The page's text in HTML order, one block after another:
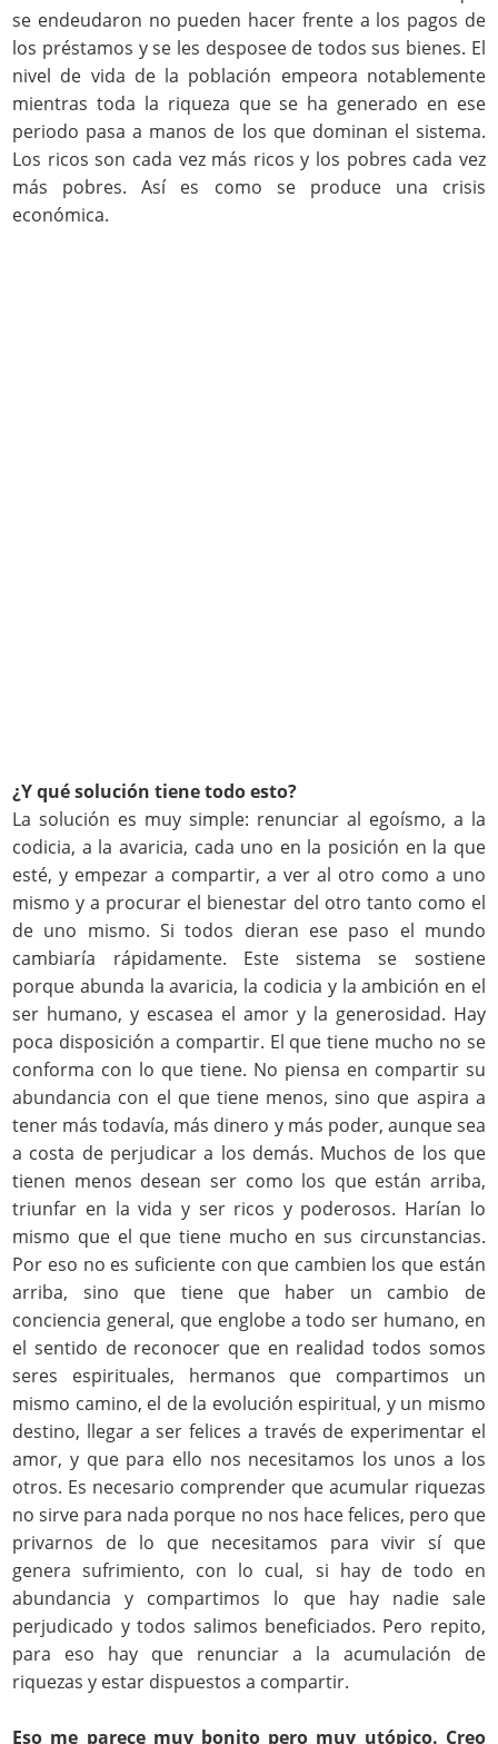
se endeudaron no pueden hacer frente a los pagos de
los préstamos y se les desposee de todos sus bienes. El
nivel de vida de la población empeora notablemente
mientras toda la riqueza que se ha generado en ese
periodo pasa a manos de los que dominan el sistema.
Los ricos son cada vez más ricos y los pobres cada vez
más pobres. Así es como se produce una crisis
económica.
¿Y qué solución tiene todo esto?
La solución es muy simple: renunciar al egoísmo, a la
codicia, a la avaricia, cada uno en la posición en la que
esté, y empezar a compartir, a ver al otro como a uno
mismo y a procurar el bienestar del otro tanto como el
de uno mismo. Si todos dieran ese paso el mundo
cambiaría rápidamente. Este sistema se sostiene
porque abunda la avaricia, la codicia y la ambición en el
ser humano, y escasea el amor y la generosidad. Hay
poca disposición a compartir. El que tiene mucho no se
conforma con lo que tiene. No piensa en compartir su
abundancia con el que tiene menos, sino que aspira a
tener más todavía, más dinero y más poder, aunque sea
a costa de perjudicar a los demás. Muchos de los que
tienen menos desean ser como los que están arriba,
triunfar en la vida y ser ricos y poderosos. Harían lo
mismo que el que tiene mucho en sus circunstancias.
Por eso no es suficiente con que cambien los que están
arriba, sino que tiene que haber un cambio de
conciencia general, que englobe a todo ser humano, en
el sentido de reconocer que en realidad todos somos
seres espirituales, hermanos que compartimos un
mismo camino, el de la evolución espiritual, y un mismo
destino, llegar a ser felices a través de experimentar el
amor, y que para ello nos necesitamos los unos a los
otros. Es necesario comprender que acumular riquezas
no sirve para nada porque no nos hace felices, pero que
privarnos de lo que necesitamos para vivir sí que
genera sufrimiento, con lo cual, si hay de todo en
abundancia y compartimos lo que hay nadie sale
perjudicado y todos salimos beneficiados. Pero repito,
para eso hay que renunciar a la acumulación de
riquezas y estar dispuestos a compartir.
Eso me parece muy bonito pero muy utópico. Creo